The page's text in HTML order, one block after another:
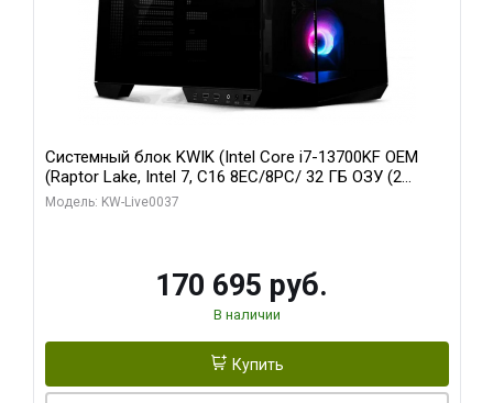
Системный блок KWIK (Intel Core i7-13700KF OEM
(Raptor Lake, Intel 7, C16 8EC/8PC/ 32 ГБ ОЗУ (2
модуля)/ Gigabyte RTX5070 AERO OC 12GB GDDR7
Модель: KW-Live0037
170 695 руб.
В наличии
Купить